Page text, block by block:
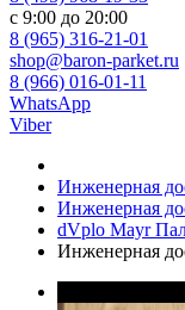
с 9:00 до 20:00
8 (965) 316-21-01
shop@baron-parket.ru
8 (966) 016-01-11
WhatsApp
Viber
Инженерная
Инженерная
dVplo Mayr
Инженерная